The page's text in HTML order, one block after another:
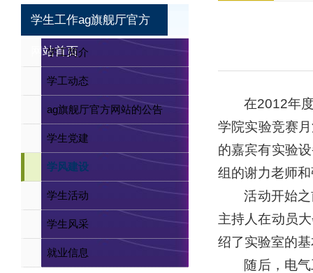
学生工作ag旗舰厅官方
网站首页
学工简介
学工动态
ag旗舰厅官方网站的公告
学生党建
学风建设
学生活动
学生风采
就业信息
在2012年
学院实验竞赛
的嘉宾有实验
组的谢力老师
活动开始
主持人在动员
绍了实验室的
随后，电